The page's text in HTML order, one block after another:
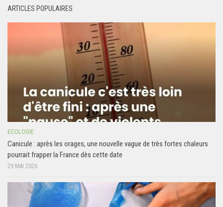
ARTICLES POPULAIRES
ECOLOGIE
Canicule : après les orages, une nouvelle vague de très fortes chaleurs
pourrait frapper la France dès cette date
29 MAI 2026